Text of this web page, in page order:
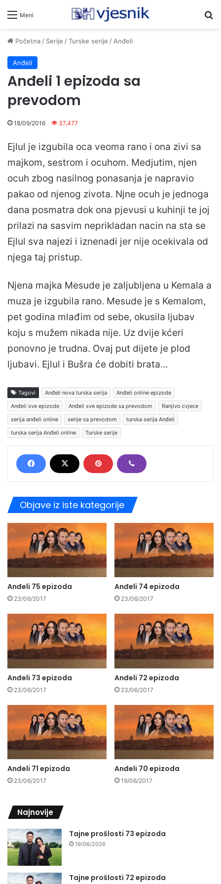
Meni
Početna/ Serije /Turske serije /Anđeli
Anđeli
Anđeli 1 epizoda sa
prevodom
18/09/2016 37,477
Ejlul je izgubila oca veoma rano i ona zivi sa
majkom, sestrom i ocuhom. Medjutim, njen
ocuh zbog nasilnog ponasanja je napravio
pakao od njenog zivota. Njne ocuh je jednoga
dana posmatra dok ona pjevusi u kuhinji te joj
prilazi na sasvim neprikladan nacin na sta se
Ejlul sva najezi i iznenadi jer nije ocekivala od
njega taj pristup.
Njena majka Mesude je zaljubljena u Kemala a
muza je izgubila rano. Mesude je s Kemalom,
pet godina mlađim od sebe, okusila ljubav
koju s mužem nikada nije. Uz dvije kćeri
ponovno je trudna. Ovaj put dijete je plod
ljubavi. Ejlul i Bušra će dobiti brata…
Tagovi Anđeli nova turska serija
Anđeli online epizode
Anđeli sve epizode
Anđeli sve epizode sa prevodom
Ranjivo cvjece
serija anđeli online
serije sa prevodom
turska serija Anđeli
turska serija Anđeli online
Turske serije
Objave iz iste kategorije
Anđeli 75 epizoda
23/06/2017
Anđeli 74 epizoda
23/06/2017
Anđeli 73 epizoda
23/06/2017
Anđeli 72 epizoda
23/06/2017
Anđeli 71 epizoda
23/06/2017
Anđeli 70 epizoda
19/06/2017
Najnovije
Tajne prošlosti 73 epizoda
19/06/2026
Tajne prošlosti 72 epizoda